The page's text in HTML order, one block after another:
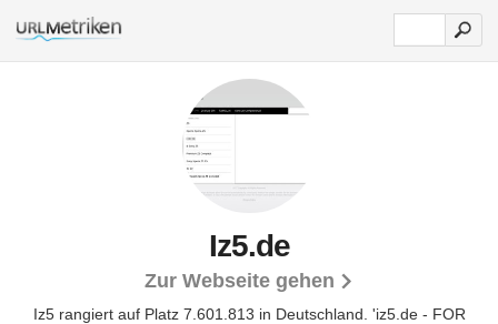
Iz5.de
Zur Webseite gehen
Iz5 rangiert auf Platz 7.601.813 in Deutschland. 'iz5.de - FOR